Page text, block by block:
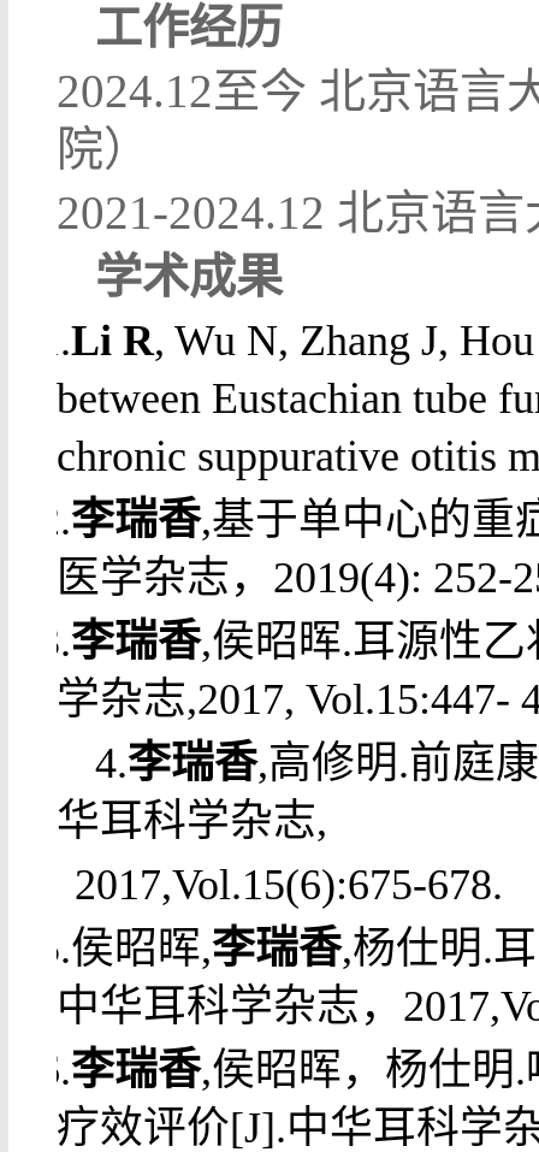
工作经历
2024.12至今 北京语言
院）
2021-2024.12 北京语
学术成果
1.Li R, Wu N, Zhang J,
between Eustachian tube
chronic suppurative otitis
2.李瑞香,基于单中心的重
医学杂志，2019(4): 252-
3.李瑞香,侯昭晖.耳源性
学杂志,2017, Vol.15:447-
4.李瑞香,高修明.前庭
华耳科学杂志,
2017,Vol.15(6):675-678.
5.侯昭晖,李瑞香,杨仕明.
中华耳科学杂志，
6.李瑞香,侯昭晖，杨仕明
疗效评价[J].中华耳科学